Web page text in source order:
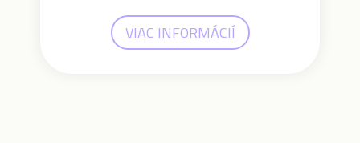
VIAC INFORMÁCIÍ